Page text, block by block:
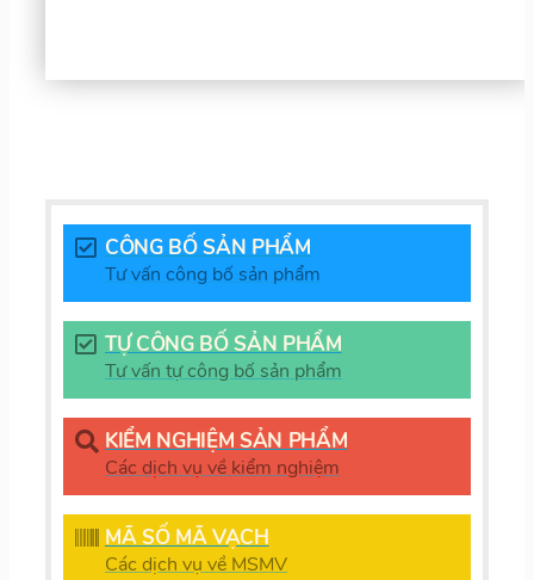
CÔNG BỐ SẢN PHẨM
Tư vấn công bố sản phẩm
TỰ CÔNG BỐ SẢN PHẨM
Tư vấn tự công bố sản phẩm
KIỂM NGHIỆM SẢN PHẨM
Các dịch vụ về kiểm nghiệm
MÃ SỐ MÃ VẠCH
Các dịch vụ về MSMV